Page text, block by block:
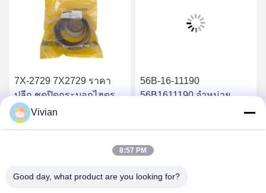
7X-2729 7X2729 ราคา
ปลีก ชุดปิดกระบอกไฮดรอ
ลิก 826B
56B-16-11190
56B1611190 จําหน่าย
Vivian
8:57 PM
Good day, what product are you looking for?